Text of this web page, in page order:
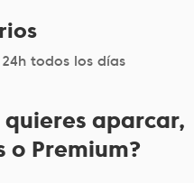
todos los días
quieres aparcar,
o Premium?